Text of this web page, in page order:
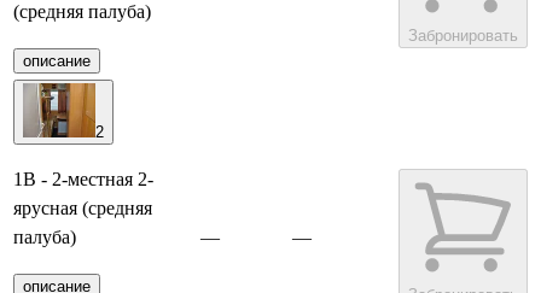
(средняя палуба)
описание
Забронировать
2
1В - 2-местная 2-
ярусная (средняя
палуба)
описание
— —